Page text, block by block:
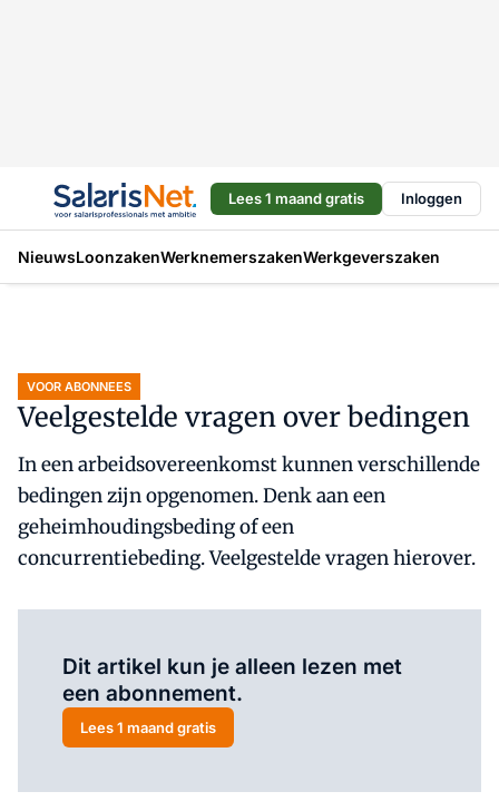
Lees 1 maand gratis Inloggen
NieuwsLoonzakenWerknemerszakenWerkgeverszaken
VOOR ABONNEES
Veelgestelde vragen over bedingen
In een arbeidsovereenkomst kunnen verschillende
bedingen zijn opgenomen. Denk aan een
geheimhoudingsbeding of een
concurrentiebeding. Veelgestelde vragen hierover.
Dit artikel kun je alleen lezen met
een abonnement.
Lees 1 maand gratis